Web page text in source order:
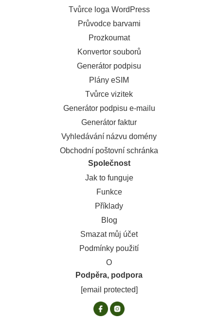
Tvůrce loga WordPress
Průvodce barvami
Prozkoumat
Konvertor souborů
Generátor podpisu
Plány eSIM
Tvůrce vizitek
Generátor podpisu e-mailu
Generátor faktur
Vyhledávání názvu domény
Obchodní poštovní schránka
Společnost
Jak to funguje
Funkce
Příklady
Blog
Smazat můj účet
Podmínky použití
O
Podpěra, podpora
[email protected]